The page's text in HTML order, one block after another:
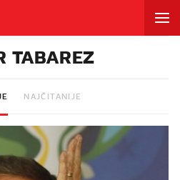
TABAREZ
NAJČITANIJE